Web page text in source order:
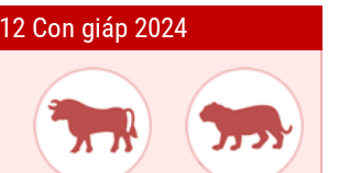
12 Con giáp 2024